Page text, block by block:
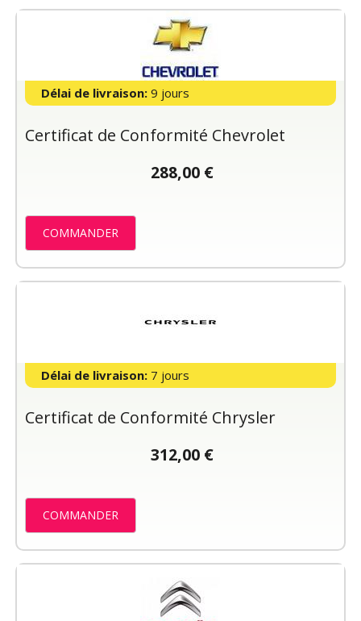
Délai de livraison: 9 jours
Certificat de Conformité Chevrolet
288,00 €
COMMANDER
Délai de livraison: 7 jours
Certificat de Conformité Chrysler
312,00 €
COMMANDER